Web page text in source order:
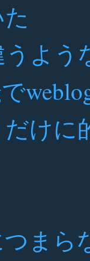
よう
けに
まら